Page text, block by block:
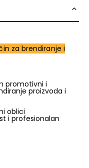
za brendiranje i
promotivni i
proizvoda i
oblici
i profesionalan